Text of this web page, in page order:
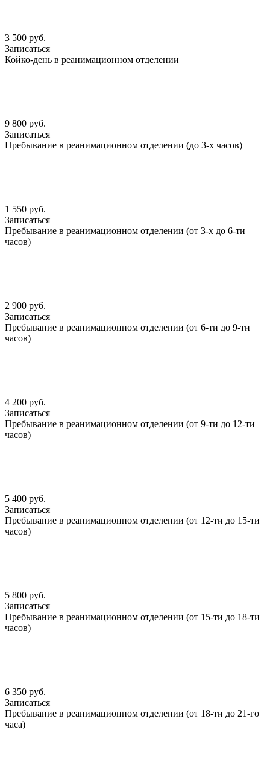
3 500 руб.
Записаться
Койко-день в реанимационном отделении
9 800 руб.
Записаться
Пребывание в реанимационном отделении (до 3-х часов)
1 550 руб.
Записаться
Пребывание в реанимационном отделении (от 3-х до 6-ти
часов)
2 900 руб.
Записаться
Пребывание в реанимационном отделении (от 6-ти до 9-ти
часов)
4 200 руб.
Записаться
Пребывание в реанимационном отделении (от 9-ти до 12-ти
часов)
5 400 руб.
Записаться
Пребывание в реанимационном отделении (от 12-ти до 15-ти
часов)
5 800 руб.
Записаться
Пребывание в реанимационном отделении (от 15-ти до 18-ти
часов)
6 350 руб.
Записаться
Пребывание в реанимационном отделении (от 18-ти до 21-го
часа)